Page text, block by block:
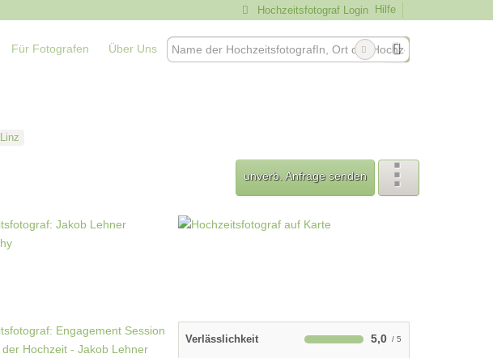
Hochzeitsfotograf Login Hilfe
Für Fotografen Über Uns
Linz
unverb. Anfrage senden
Verlässlichkeit 5,0